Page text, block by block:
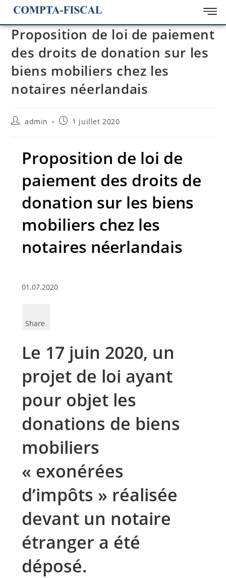
Proposition de loi de paiement
des droits de donation sur les
biens mobiliers chez les
notaires néerlandais
admin 1 juillet 2020
Proposition de loi de
paiement des droits de
donation sur les biens
mobiliers chez les
notaires néerlandais
01.07.2020
Share
Le 17 juin 2020, un
projet de loi ayant
pour objet les
donations de biens
mobiliers
« exonérées
d’impôts » réalisée
devant un notaire
étranger a été
déposé.